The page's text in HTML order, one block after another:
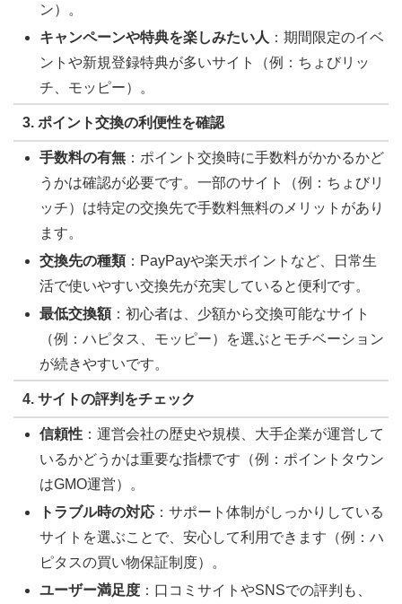
ン）。
キャンペーンや特典を楽しみたい人 ：期間限定のイベ
ントや新規登録特典が多いサイト（例：ちょびリッ
チ、モッピー）。
3. ポイント交換の利便性を確認
手数料の有無 ：ポイント交換時に手数料がかかるかど
うかは確認が必要です。一部のサイト（例：ちょびリ
ッチ）は特定の交換先で手数料無料のメリットがあり
ます。
交換先の種類：PayPayや楽天ポイントなど、日常生
活で使いやすい交換先が充実していると便利です。
最低交換額：初心者は、少額から交換可能なサイト
（例：ハピタス、モッピー）を選ぶとモチベーション
が続きやすいです。
4. サイトの評判をチェック
信頼性 ：運営会社の歴史や規模、大手企業が運営して
いるかどうかは重要な指標です（例：ポイントタウン
はGMO運営）。
トラブル時の対応 ：サポート体制がしっかりしている
サイトを選ぶことで、安心して利用できます（例：ハ
ピタスの買い物保証制度）。
ユーザー満足度 ：口コミサイトやSNSでの評判も、